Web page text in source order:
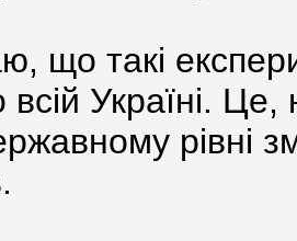
що такі
всій Україні.
рівні